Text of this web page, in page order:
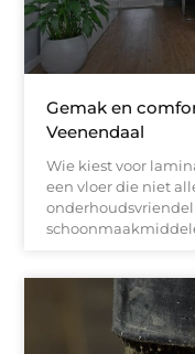
Gemak en
Veenendaal
Wie kiest voor
een vloer die niet